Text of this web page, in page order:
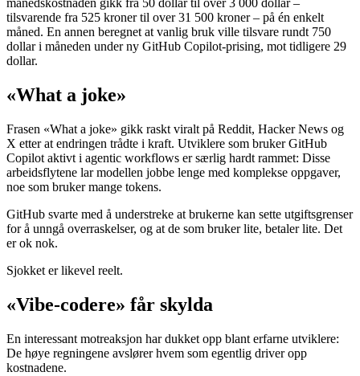
månedskostnaden gikk fra 50 dollar til over 3 000 dollar –
tilsvarende fra 525 kroner til over 31 500 kroner – på én enkelt
måned. En annen beregnet at vanlig bruk ville tilsvare rundt 750
dollar i måneden under ny GitHub Copilot-prising, mot tidligere 29
dollar.
«What a joke»
Frasen «What a joke» gikk raskt viralt på Reddit, Hacker News og
X etter at endringen trådte i kraft. Utviklere som bruker GitHub
Copilot aktivt i agentic workflows er særlig hardt rammet: Disse
arbeidsflytene lar modellen jobbe lenge med komplekse oppgaver,
noe som bruker mange tokens.
GitHub svarte med å understreke at brukerne kan sette utgiftsgrenser
for å unngå overraskelser, og at de som bruker lite, betaler lite. Det
er ok nok.
Sjokket er likevel reelt.
«Vibe-codere» får skylda
En interessant motreaksjon har dukket opp blant erfarne utviklere:
De høye regningene avslører hvem som egentlig driver opp
kostnadene.